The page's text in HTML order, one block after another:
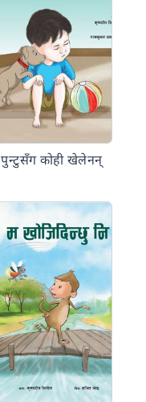
पुन्टुसँग कोही खेलेनन्